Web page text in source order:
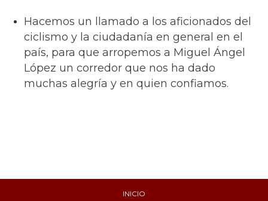
Hacemos un llamado a los aficionados del
ciclismo y la ciudadanía en general en el
país, para que arropemos a Miguel Ángel
López un corredor que nos ha dado
muchas alegría y en quien confiamos.
INICIO